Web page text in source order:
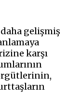
gelişmiş
karşı